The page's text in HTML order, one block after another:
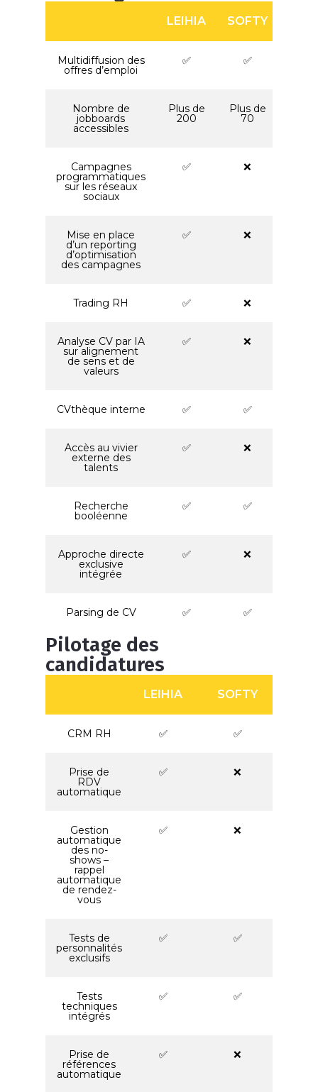
LEIHIA SOFTY
Multidiffusion des
offres d’emploi
✅ ✅
Nombre de
jobboards
accessibles
Plus de
200
Plus de
70
Campagnes
programmatiques
sur les réseaux
sociaux
✅ ❌
Mise en place
d’un reporting
d’optimisation
des campagnes
✅ ❌
Trading RH ✅ ❌
Analyse CV par IA
sur alignement
de sens et de
valeurs
✅ ❌
CVthèque interne ✅ ✅
Accès au vivier
externe des
talents
✅ ❌
Recherche
booléenne
✅ ✅
Approche directe
exclusive
intégrée
✅ ❌
Parsing de CV ✅ ✅
Pilotage des
candidatures
LEIHIA SOFTY
CRM RH ✅ ✅
Prise de
RDV
automatique
✅ ❌
Gestion
automatique
des no-
shows –
rappel
automatique
de rendez-
vous
✅ ❌
Tests de
personnalités
exclusifs
✅ ✅
Tests
techniques
intégrés
✅ ✅
Prise de
références
automatique
✅ ❌